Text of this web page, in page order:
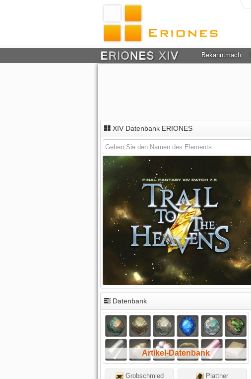
Bekanntmachung
XIV Datenbank ERIONES
Datenbank
Artikel-Datenbank
Grobschmied Plattner